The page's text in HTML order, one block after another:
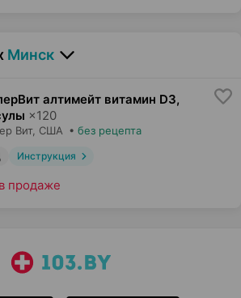
Минск
алтимейт витамин D3,
×120
Вит, США • без рецепта
Инструкция
продаже